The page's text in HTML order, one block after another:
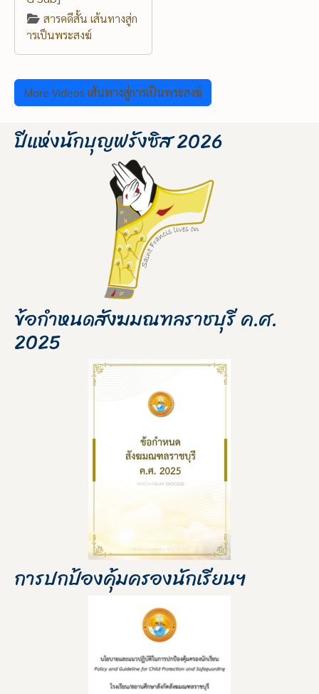
สารคดีสั้น เส้นทางสู่ก
ารเป็นพระสงฆ์
More Videos เส้นทางสู่การเป็นพระสงฆ์
ปีแห่งนักบุญฟรังซิส 2026
ข้อกำหนดสังฆมณฑลราชบุรี ค.ศ.
2025
การปกป้องคุ้มครองนักเรียนฯ